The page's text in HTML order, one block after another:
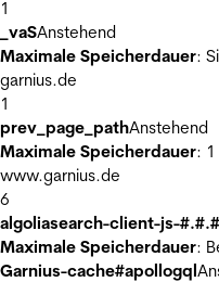
1
_vaSAnstehend
Maximale Speicherdauer:
garnius.de
1
prev_page_pathAnstehend
Maximale Speicherdauer: 1
www.garnius.de
6
algoliasearch-client-js-
Maximale Speicherdauer:
Garnius-cache#apollogql